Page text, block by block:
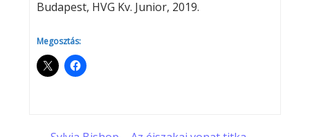
Budapest, HVG Kv. Junior, 2019.
Megosztás: